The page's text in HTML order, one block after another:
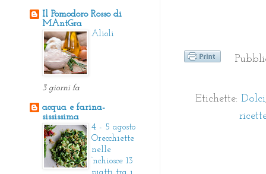
Etichette: Dolci
Il Pomodoro Rosso di
MAntGra
Alioli
3 giorni fa
acqua e farina-
sississima
4 - 5 agosto
Orecchiette
nelle
‘nchiosce 13